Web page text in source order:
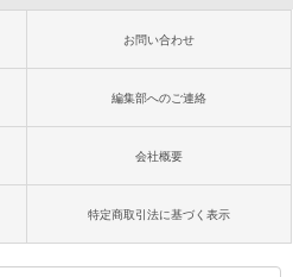
お問い合わせ
編集部へのご連絡
会社概要
特定商取引法に基づく表示